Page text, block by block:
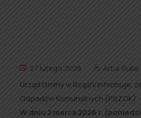
27 lutego 2026
Artur Ruka
Urząd Gminy w Rząśni informuje,
Odpadów Komunalnych (PSZOK).
W dniu 2 marca 2026 r.